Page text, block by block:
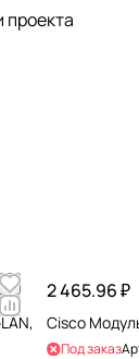
проекта
2 465.96 ₽
Cisco
Под заказ